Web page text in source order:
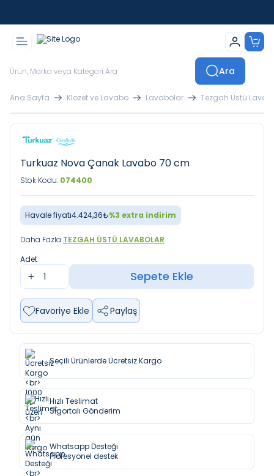
Ara
Ana Sayfa Klozet ve Lavabo Lavabolar Tezgah Üstü
Turkuaz Nova Çanak Lavabo 70 cm
Stok Kodu: 074400
Havale fiyatı4.424,36₺%3 extra indirim
Daha Fazla TEZGAH ÜSTÜ LAVABOLAR
Adet
Sepete Ekle
Favoriye Ekle Paylaş
Seçili Ürünlerde Ücretsiz Kargo
Hızlı Teslimat
Sigortalı Gönderim
Whatsapp Desteği
Profesyonel destek